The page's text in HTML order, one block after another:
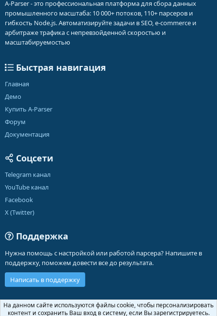
A-Parser - это профессиональная платформа для сбора данных
промышленного масштаба: 10 000+ потоков, 110+ парсеров и
гибкость Node.js. Автоматизируйте задачи в SEO, e-commerce и
арбитраже трафика с непревзойденной скоростью и
масштабируемостью
Быстрая навигация
Главная
Демо
Купить A-Parser
Форум
Документация
Соцсети
Telegram канал
YouTube канал
Facebook
X (Twitter)
Поддержка
Нужна помощь с настройкой или работой парсера? Напишите в
поддержку, поможем довести все до результата.
Написать в поддержку
Russian (RU)
На данном сайте используются файлы cookie, чтобы персонализировать
контент и сохранить Ваш вход в систему, если Вы зарегистрируетесь.